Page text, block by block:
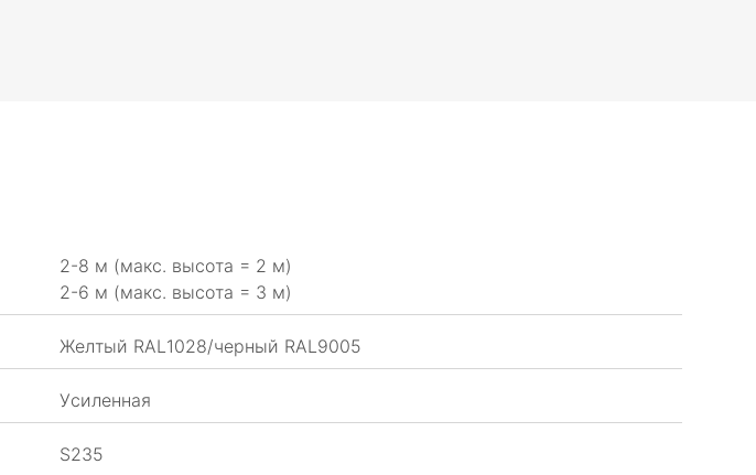
2-8 м (макс. высота = 2 м)
2-6 м (макс. высота = 3 м)
Желтый RAL1028/черный RAL9005
Усиленная
S235